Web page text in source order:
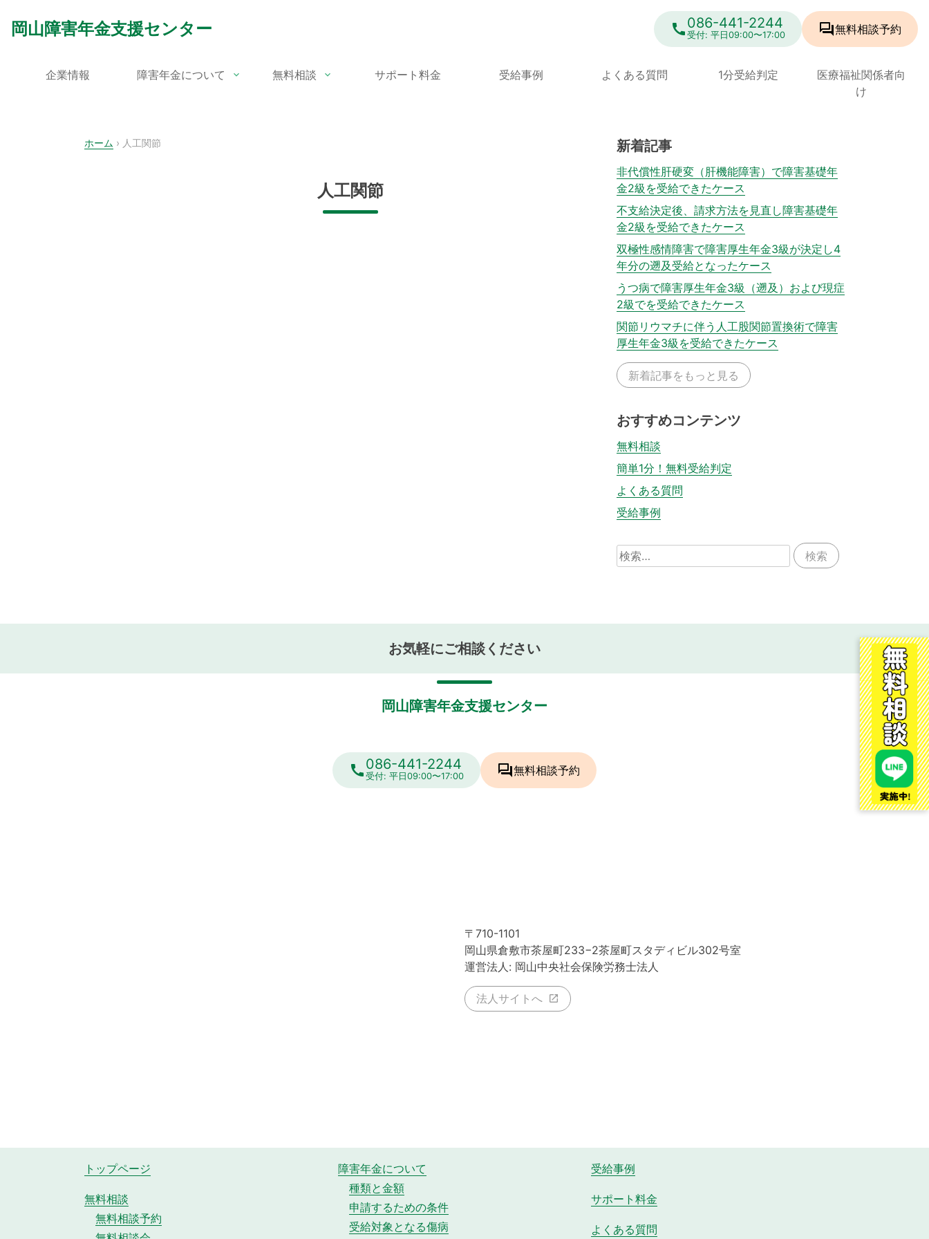
content
岡山障害年金支援センター call086-441-2244
受付: 平日09:00〜17:00 forum無料相談予約
企業情報 障害年金について 無料相談 サポート料金 受給事例 よくある質問 1分受給判定
医療福祉関係者向
け
ホーム › 人工関節
人工関節
新着記事
非代償性肝硬変（肝機能障害）で障害基礎年
金2級を受給できたケース
不支給決定後、請求方法を見直し障害基礎年
金2級を受給できたケース
双極性感情障害で障害厚生年金3級が決定し4
年分の遡及受給となったケース
うつ病で障害厚生年金3級（遡及）および現症
2級でを受給できたケース
関節リウマチに伴う人工股関節置換術で障害
厚生年金3級を受給できたケース
新着記事をもっと見る
おすすめコンテンツ
無料相談
簡単1分！無料受給判定
よくある質問
受給事例
検
索:
お気軽にご相談ください
岡山障害年金支援センター
call086-441-2244
受付: 平日09:00〜17:00 forum無料相談予約
〒710-1101
岡山県倉敷市茶屋町233−2茶屋町スタディビル302号室
運営法人: 岡山中央社会保険労務士法人
法人サイトへ
トップページ
無料相談
無料相談予約
障害年金について
種類と金額
申請するための条件
受給対象となる傷病
受給事例
サポート料金
よくある質問